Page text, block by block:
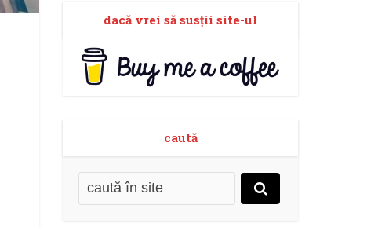
dacă vrei să susţii site-ul
caută